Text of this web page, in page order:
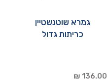
גמרא שוטנשטיין
כריתות גדול
136.00 ₪